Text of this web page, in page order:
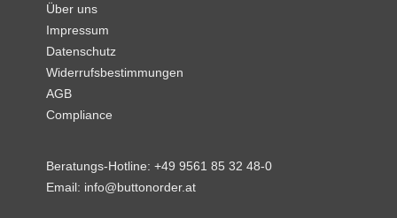
Über uns
Impressum
Datenschutz
Widerrufsbestimmungen
AGB
Compliance
Beratungs-Hotline:+49 9561 85 32 48-0
Email: info@buttonorder.at